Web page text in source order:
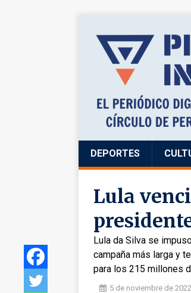
DEPORTES
Lula
Lula da Silva se
campaña más larga y
para los 215 millones
5 de noviembre de 2022